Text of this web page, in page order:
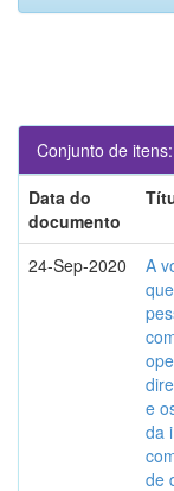
Conjunto de itens:
Data do
documento
24-Sep-2020
A
e
da
de